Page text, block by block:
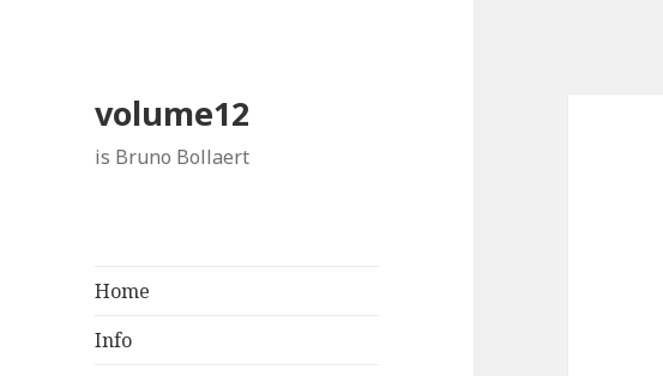
volume12
is Bruno Bollaert
Home
Info